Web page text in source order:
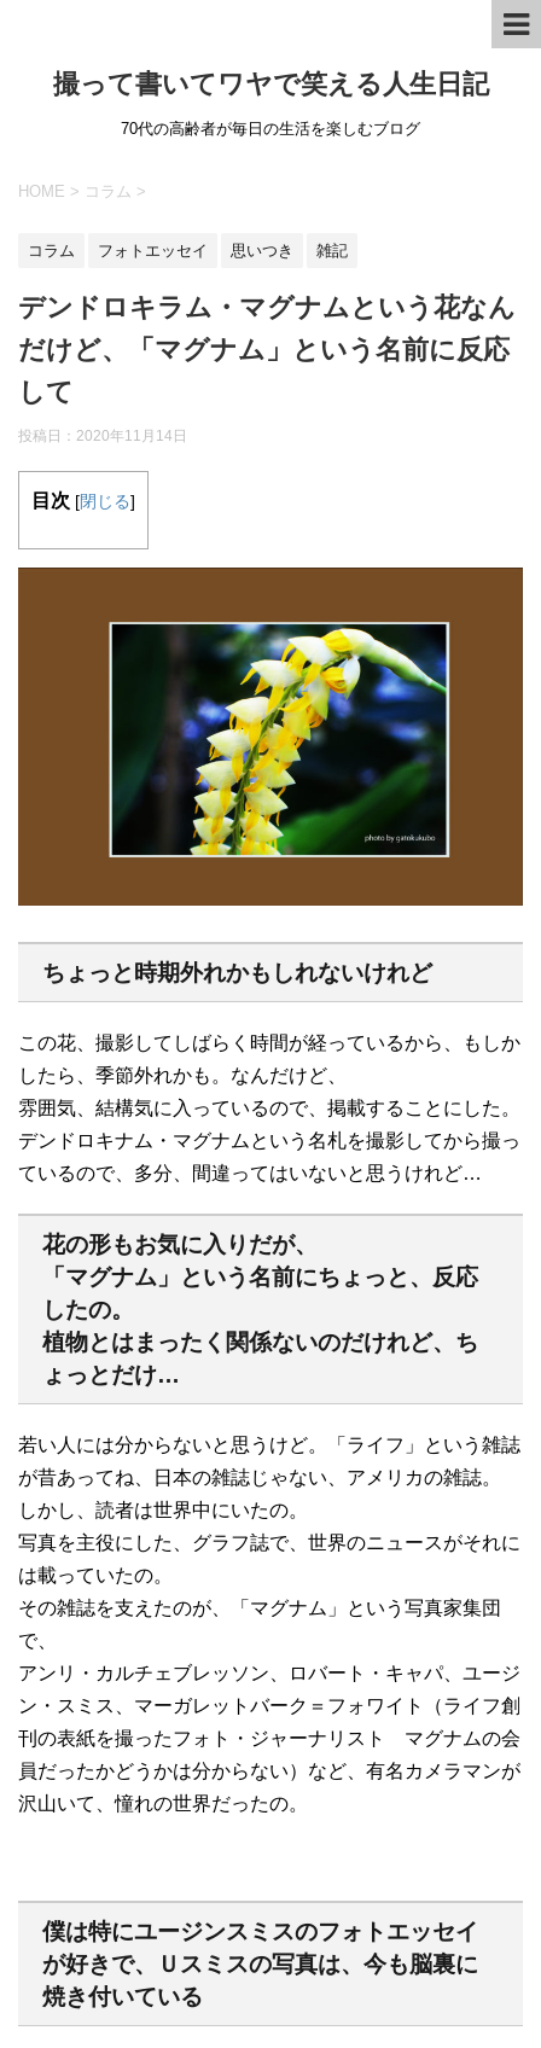
撮って書いてワヤで笑える人生日記
70代の高齢者が毎日の生活を楽しむブログ
HOME > コラム >
コラム フォトエッセイ 思いつき 雑記
デンドロキラム・マグナムという花なん
だけど、「マグナム」という名前に反応
して
投稿日： 2020年11月14日
目次 [閉じる]
ちょっと時期外れかもしれないけれど
この花、撮影してしばらく時間が経っているから、もしか
したら、季節外れかも。なんだけど、
雰囲気、結構気に入っているので、掲載することにした。
デンドロキナム・マグナムという名札を撮影してから撮っ
ているので、多分、間違ってはいないと思うけれど…
花の形もお気に入りだが、
「マグナム」という名前にちょっと、反応
したの。
植物とはまったく関係ないのだけれど、ち
ょっとだけ…
若い人には分からないと思うけど。「ライフ」という雑誌
が昔あってね、日本の雑誌じゃない、アメリカの雑誌。
しかし、読者は世界中にいたの。
写真を主役にした、グラフ誌で、世界のニュースがそれに
は載っていたの。
その雑誌を支えたのが、「マグナム」という写真家集団
で、
アンリ・カルチェブレッソン、ロバート・キャパ、ユージ
ン・スミス、マーガレットバーク＝フォワイト（ライフ創
刊の表紙を撮ったフォト・ジャーナリスト マグナムの会
員だったかどうかは分からない）など、有名カメラマンが
沢山いて、憧れの世界だったの。
僕は特にユージンスミスのフォトエッセイ
が好きで、Ｕスミスの写真は、今も脳裏に
焼き付いている